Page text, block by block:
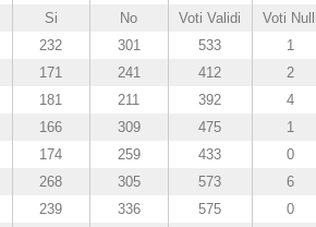
Si No Voti Validi Voti Nulli
232 301 533 1
171 241 412 2
181 211 392 4
166 309 475 1
174 259 433 0
268 305 573 6
239 336 575 0